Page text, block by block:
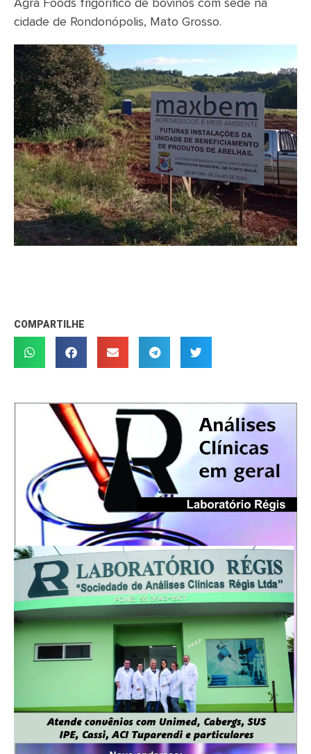
Agra Foods frigorífico de bovinos com sede na
cidade de Rondonópolis, Mato Grosso.
COMPARTILHE